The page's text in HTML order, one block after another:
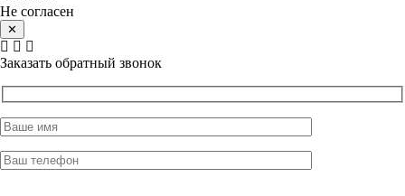
Не согласен
✕
Заказать обратный звонок